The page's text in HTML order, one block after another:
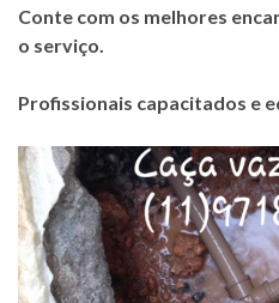
Conte com os melhores
o serviço.
Profissionais capacitados e